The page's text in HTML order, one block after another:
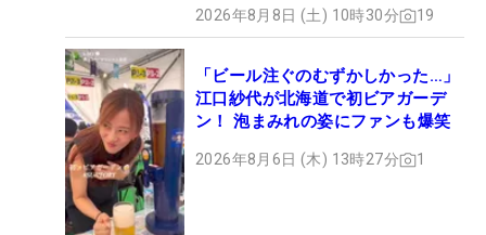
2026年8月8日 (土) 10時30分 19
「ビール注ぐのむずかしかった…」
江口紗代が北海道で初ビアガーデ
ン！ 泡まみれの姿にファンも爆笑
2026年8月6日 (木) 13時27分 1